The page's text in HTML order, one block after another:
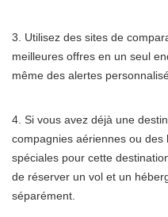
3. Utilisez des sites de
meilleures offres en un seul
même des alertes
4. Si vous avez déjà une
compagnies aériennes ou
spéciales pour cette
de réserver un vol et un
séparément.